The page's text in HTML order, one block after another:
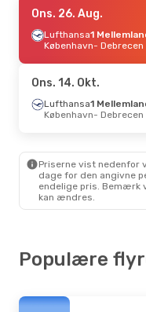
Tir. 8. Sep.- Lør. 12.
Wizz AirDirekte
Varna- Debrecen
Debrecen- Varna
Tor. 15. Okt. - Søn.
Debrecen
- København
Tor. 17. Sep. - Man.
Debrecen
- København
Ons. 26. Aug.
Lufthansa1
København- Debrecen
Ons. 14. Okt.
Lufthansa1
København- Debrecen
Priserne vist nedenfor
dage for den angivne
endelige pris.
kan ændres.
Populære